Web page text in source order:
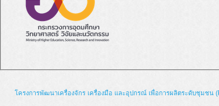
โครงการพัฒนาเครื่องจักร เครื่องมือ และอุปกรณ์ เพื่อการผลิตระดับชุมชน